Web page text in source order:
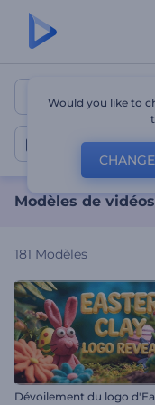
Modèles
Vidéos de
Modèles de
181 Modèles
Would you like to
CHANGE